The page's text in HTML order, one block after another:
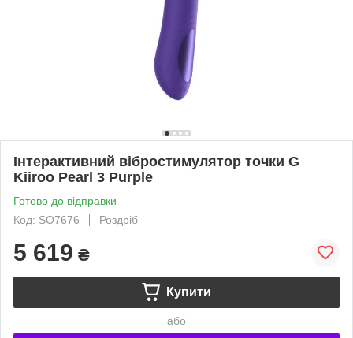
Інтерактивний вібростимулятор точки G
Kiiroo Pearl 3 Purple
Готово до відправки
Код: SO7676
Роздріб
5 619 ₴
Купити
або